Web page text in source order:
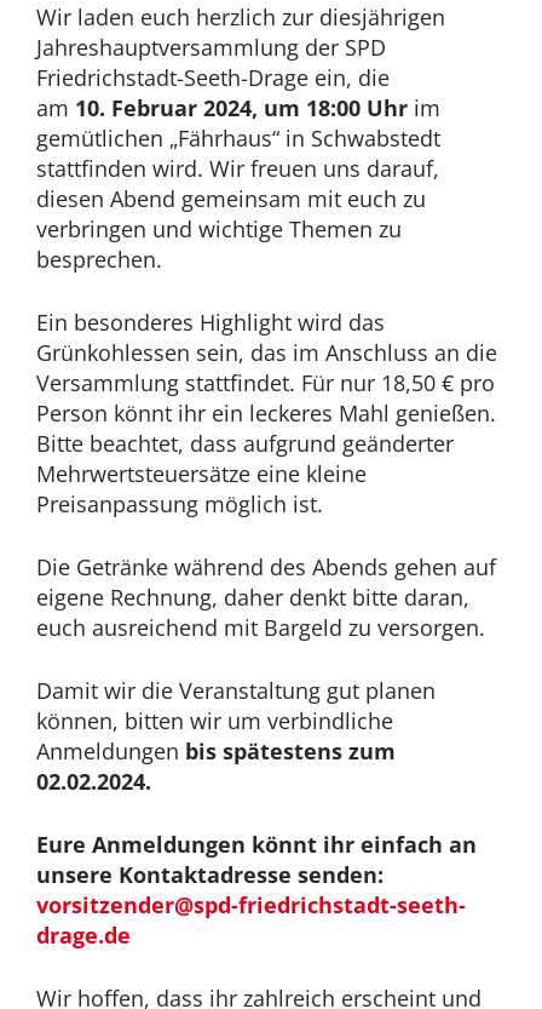
Wir laden euch herzlich zur diesjährigen
Jahreshauptversammlung der SPD
Friedrichstadt-Seeth-Drage ein, die
am 10. Februar 2024, um 18:00 Uhr im
gemütlichen „Fährhaus“ in Schwabstedt
stattfinden wird. Wir freuen uns darauf,
diesen Abend gemeinsam mit euch zu
verbringen und wichtige Themen zu
besprechen.
Ein besonderes Highlight wird das
Grünkohlessen sein, das im Anschluss an die
Versammlung stattfindet. Für nur 18,50 € pro
Person könnt ihr ein leckeres Mahl genießen.
Bitte beachtet, dass aufgrund geänderter
Mehrwertsteuersätze eine kleine
Preisanpassung möglich ist.
Die Getränke während des Abends gehen auf
eigene Rechnung, daher denkt bitte daran,
euch ausreichend mit Bargeld zu versorgen.
Damit wir die Veranstaltung gut planen
können, bitten wir um verbindliche
Anmeldungen bis spätestens zum
02.02.2024.
Eure Anmeldungen könnt ihr einfach an
unsere Kontaktadresse senden:
vorsitzender@spd-friedrichstadt-seeth-
drage.de
Wir hoffen, dass ihr zahlreich erscheint und